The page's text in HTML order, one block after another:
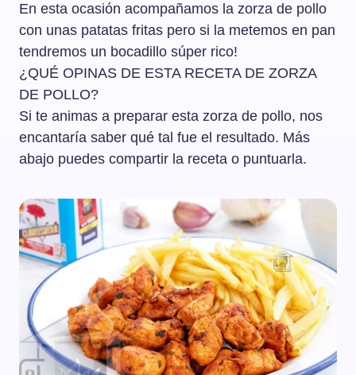
En esta ocasión acompañamos la zorza de pollo
con unas patatas fritas pero si la metemos en pan
tendremos un bocadillo súper rico!
¿QUÉ OPINAS DE ESTA RECETA DE ZORZA
DE POLLO?
Si te animas a preparar esta zorza de pollo, nos
encantaría saber qué tal fue el resultado. Más
abajo puedes compartir la receta o puntuarla.